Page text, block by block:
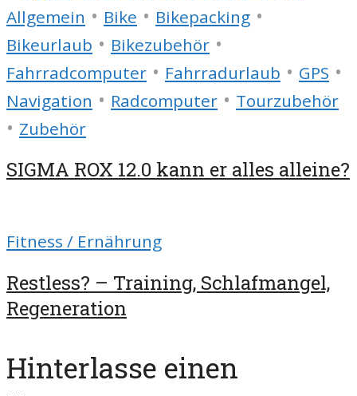
Allgemein • Bike • Bikepacking •
Bikeurlaub • Bikezubehör •
Fahrradcomputer • Fahrradurlaub • GPS •
Navigation • Radcomputer • Tourzubehör
• Zubehör
SIGMA ROX 12.0 kann er alles alleine?
Fitness / Ernährung
Restless? – Training, Schlafmangel,
Regeneration
Hinterlasse einen